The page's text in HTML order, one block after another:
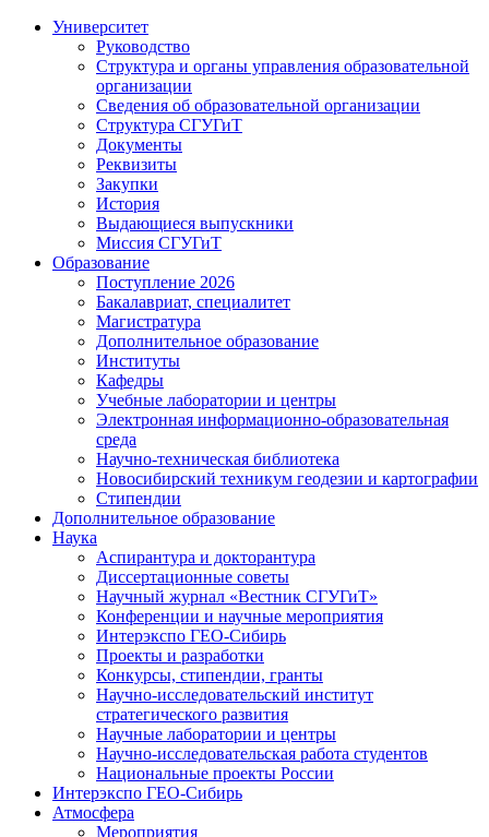
Университет
Руководство
Структура и органы управления образовательной
организации
Сведения об образовательной организации
Структура СГУГиТ
Документы
Реквизиты
Закупки
История
Выдающиеся выпускники
Миссия СГУГиТ
Образование
Поступление 2026
Бакалавриат, специалитет
Магистратура
Дополнительное образование
Институты
Кафедры
Учебные лаборатории и центры
Электронная информационно-образовательная
среда
Научно-техническая библиотека
Новосибирский техникум геодезии и картографии
Стипендии
Дополнительное образование
Наука
Аспирантура и докторантура
Диссертационные советы
Научный журнал «Вестник СГУГиТ»
Конференции и научные мероприятия
Интерэкспо ГЕО-Сибирь
Проекты и разработки
Конкурсы, стипендии, гранты
Научно-исследовательский институт
стратегического развития
Научные лаборатории и центры
Научно-исследовательская работа студентов
Национальные проекты России
Интерэкспо ГЕО-Сибирь
Атмосфера
Мероприятия